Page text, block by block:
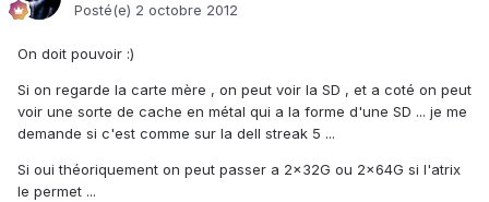
Posté(e) 2 octobre 2012
On doit pouvoir :)
Si on regarde la carte mère , on peut voir la SD , et a coté on peut
voir une sorte de cache en métal qui a la forme d'une SD ... je me
demande si c'est comme sur la dell streak 5 ...
Si oui théoriquement on peut passer a 2x32G ou 2x64G si l'atrix
le permet ...